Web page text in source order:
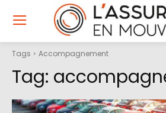
Tags Accompagnement
Tag: